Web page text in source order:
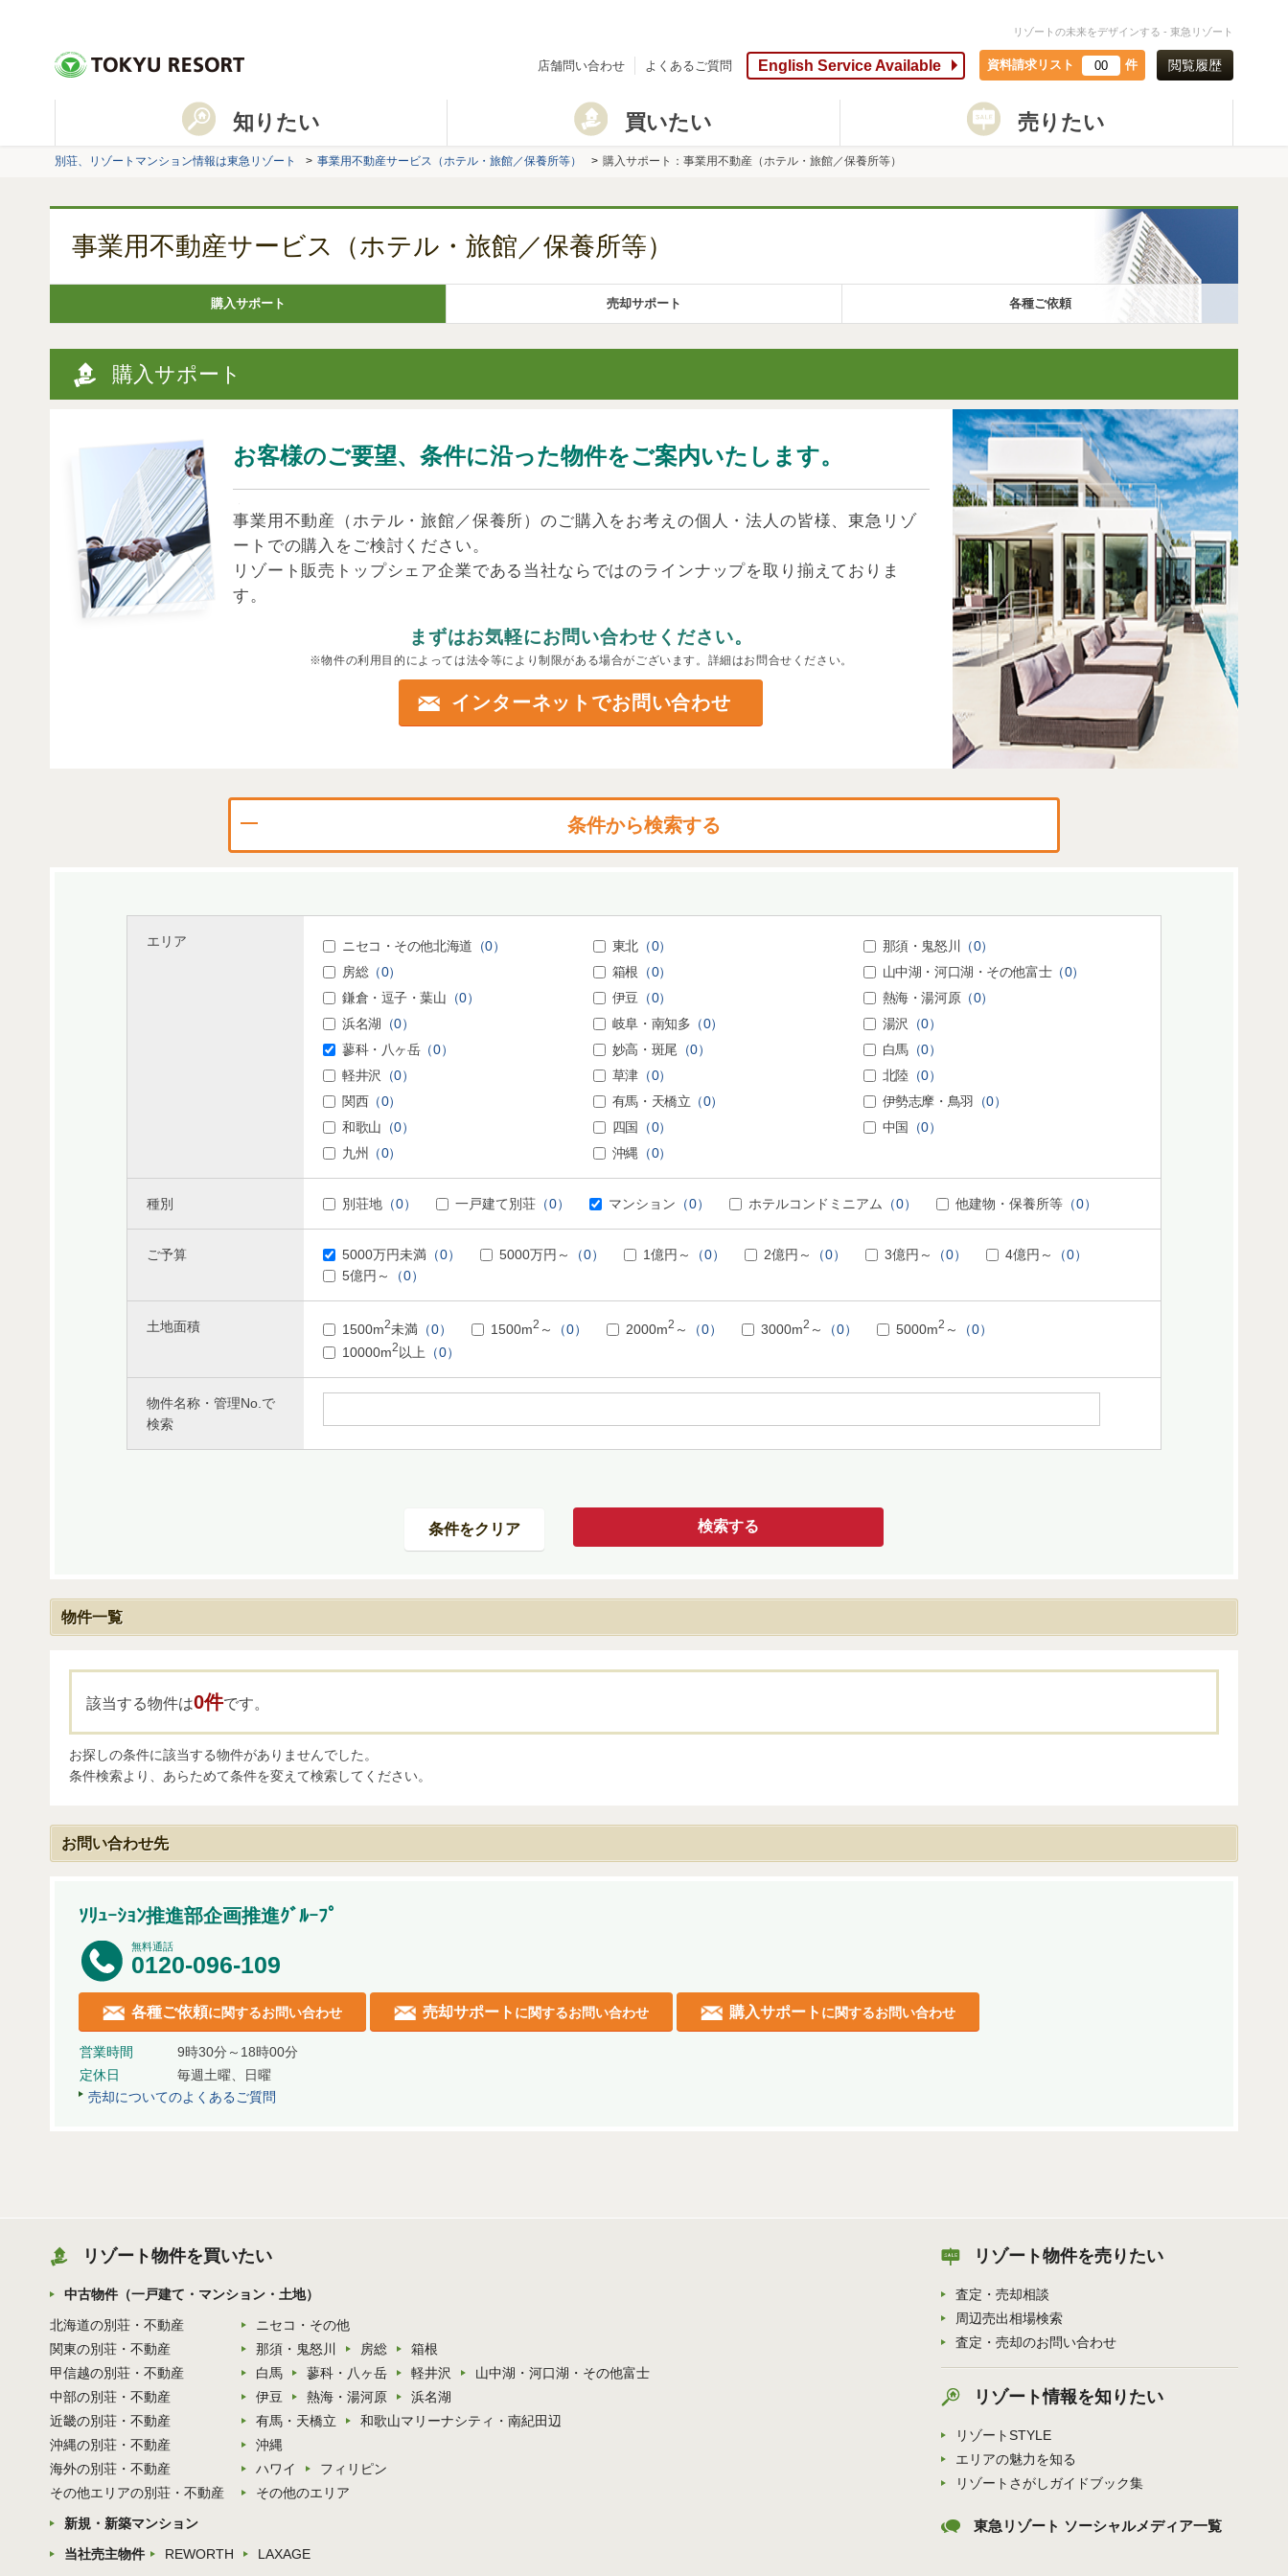
リゾートの未来をデザインする - 東急リゾート
店舗問い合わせ よくあるご質問 English Service Available 資料請求リスト 00 件 閲覧履歴
知りたい 買いたい 売りたい
別荘、リゾートマンション情報は東急リゾート 事業用不動産サービス（ホテル・旅館／保養所等） 購入サポート：事業用不動産（ホテル・旅館／保養所等）
事業用不動産サービス（ホテル・旅館／保養所等）
購入サポート 売却サポート 各種ご依頼
購入サポート
お客様のご要望、条件に沿った物件をご案内いたします。
事業用不動産（ホテル・旅館／保養所）のご購入をお考えの個人・法人の皆様、東急リゾ
ートでの購入をご検討ください。
リゾート販売トップシェア企業である当社ならではのラインナップを取り揃えておりま
す。
まずはお気軽にお問い合わせください。
※物件の利用目的によっては法令等により制限がある場合がございます。詳細はお問合せください。
インターネットでお問い合わせ
条件から検索する
エリア ニセコ・その他北海道 （0） 東北（0） 那須・鬼怒川
（0）
房総（0） 箱根 （0） 山中湖・河口湖・その他富士（0）
鎌倉・逗子・葉山 （0） 伊豆 （0） 熱海・湯河原（0）
浜名湖 （0） 岐阜・南知多 （0） 湯沢
（0）
蓼科・八ヶ岳（0） 妙高・斑尾 （0） 白馬（0）
軽井沢
（0） 草津（0） 北陸（0）
関西（0） 有馬・天橋立 （0） 伊勢志摩・鳥羽
（0）
和歌山 （0） 四国 （0） 中国
（0）
九州
（0） 沖縄 （0）
種別 別荘地 （0） 一戸建て別荘 （0） マンション （0） ホテルコンドミニアム （0） 他建物・保養所等 （0）
ご予算 5000万円未満 （0） 5000万円～ （0） 1億円～ （0） 2億円～ （0） 3億円～ （0） 4億円～
（0）
5億円～
（0）
土地面積 1500m2未満 （0） 1500m2 ～ （0） 2000m2 ～ （0） 3000m2 ～ （0） 5000m2 ～
（0）
10000m2 以上 （0）
物件名称・管理No.で
検索
物件一覧
該当する物件は0件です。
お探しの条件に該当する物件がありませんでした。
条件検索より、あらためて条件を変えて検索してください。
お問い合わせ先
ｿﾘｭｰｼｮﾝ推進部企画推進ｸﾞﾙｰﾌﾟ
無料通話
0120-096-109
各種ご依頼に関するお問い合わせ 売却サポート に関するお問い合わせ 購入サポート に関するお問い合わせ
営業時間
9時30分～18時00分
定休日
毎週土曜、日曜
売却についてのよくあるご質問
リゾート物件を買いたい
中古物件（一戸建て・マンション・土地）
北海道の別荘・不動産
ニセコ・その他
関東の別荘・不動産
那須・鬼怒川 房総
箱根
甲信越の別荘・不動産
白馬 蓼科・八ヶ岳 軽井沢
山中湖・河口湖・その他富士
中部の別荘・不動産
伊豆 熱海・湯河原
浜名湖
近畿の別荘・不動産
有馬・天橋立
和歌山マリーナシティ・南紀田辺
沖縄の別荘・不動産
沖縄
海外の別荘・不動産
ハワイ
フィリピン
その他エリアの別荘・不動産
その他のエリア
新規・新築マンション
当社売主物件
REWORTH LAXAGE
リゾート物件を売りたい
査定・売却相談
周辺売出相場検索
査定・売却のお問い合わせ
リゾート情報を知りたい
リゾートSTYLE
エリアの魅力を知る
リゾートさがしガイドブック集
東急リゾート ソーシャルメディア一覧